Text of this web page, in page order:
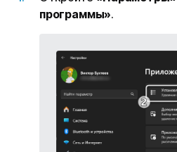
программы».